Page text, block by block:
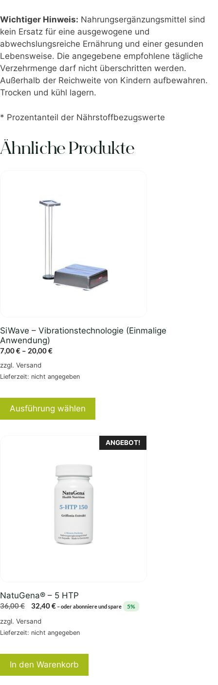
Wichtiger Hinweis: Nahrungsergänzungsmittel sind
kein Ersatz für eine ausgewogene und
abwechslungsreiche Ernährung und einer gesunden
Lebensweise. Die angegebene empfohlene tägliche
Verzehrmenge darf nicht überschritten werden.
Außerhalb der Reichweite von Kindern aufbewahren.
Trocken und kühl lagern.
* Prozentanteil der Nährstoffbezugswerte
Ähnliche Produkte
SiWave – Vibrationstechnologie (Einmalige
Anwendung)
7,00€ – 20,00€Preisspanne:
bis
zzgl. Versand
Lieferzeit: nicht angegeben
Ausführung wählen
werden
ANGEBOT!
NatuGena® – 5 HTP
36,00€
Ursprünglicher
Preis
war:
32,40€Aktueller
–oder abonniere und spare 5%
zzgl. Versand
Lieferzeit: nicht angegeben
In den Warenkorb